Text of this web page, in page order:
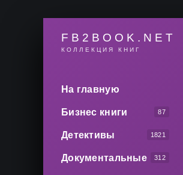
FB2BOOK.NET
КОЛЛЕКЦИЯ КНИГ
На главную
Бизнес книги 87
Детективы 1821
Документальные 312